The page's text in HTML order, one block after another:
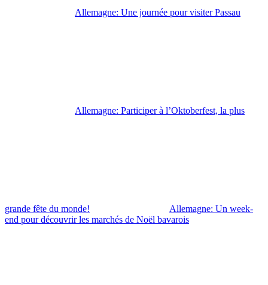
Allemagne: Une journée pour visiter Passau
Allemagne: Participer à l’Oktoberfest, la plus
grande fête du monde!
Allemagne: Un week-
end pour découvrir les marchés de Noël bavarois